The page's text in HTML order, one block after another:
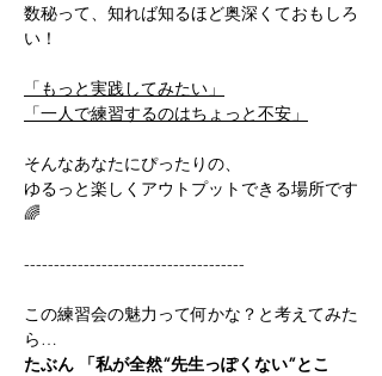
数秘って、知れば知るほど奥深くておもしろ
い！
「もっと実践してみたい」
「一人で練習するのはちょっと不安」
そんなあなたにぴったりの、
ゆるっと楽しくアウトプットできる場所です
🌈
-------------------------------------
この練習会の魅力って何かな？と考えてみた
ら…
たぶん 「私が全然“先生っぽくない”とこ